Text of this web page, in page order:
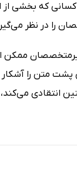
کسانی که بخشی
را در نظر
غیرمتخصصان
پشت متن را
انتقادی می‌کند،